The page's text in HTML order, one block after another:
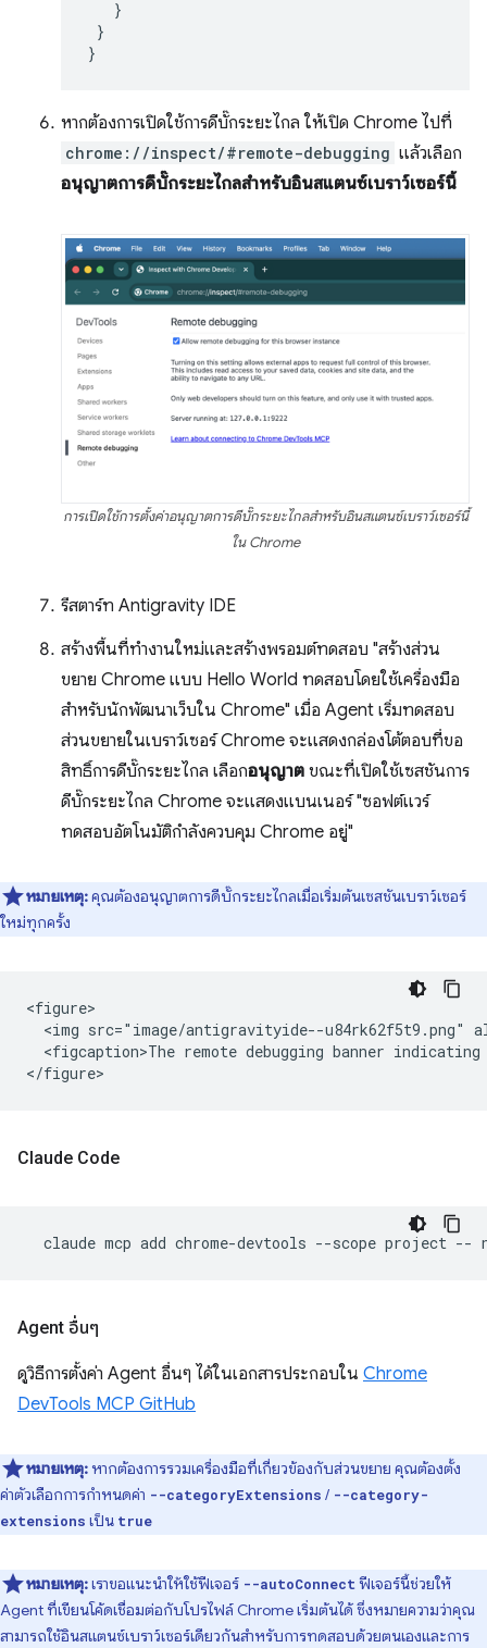
   }
}
หากต้องการเปิดใช้การดีบั๊กระยะไกล ให้เปิด Chrome ไปที่
chrome://inspect/#remote-debugging แล้วเลือก
อนุญาตการดีบั๊กระยะไกลสำหรับอินสแตนซ์เบราว์เซอร์นี้
การเปิดใช้การตั้งค่าอนุญาตการดีบั๊กระยะไกลสำหรับอินสแตนซ์เบราว์เซอร์นี้
ใน Chrome
รีสตาร์ท Antigravity IDE
สร้างพื้นที่ทำงานใหม่และสร้างพรอมต์ทดสอบ "สร้างส่วน
ขยาย Chrome แบบ Hello World ทดสอบโดยใช้เครื่องมือ
สำหรับนักพัฒนาเว็บใน Chrome" เมื่อ Agent เริ่มทดสอบ
ส่วนขยายในเบราว์เซอร์ Chrome จะแสดงกล่องโต้ตอบที่ขอ
สิทธิ์การดีบั๊กระยะไกล เลือกอนุญาต ขณะที่เปิดใช้เซสชันการ
ดีบั๊กระยะไกล Chrome จะแสดงแบนเนอร์ "ซอฟต์แวร์
ทดสอบอัตโนมัติกำลังควบคุม Chrome อยู่"
หมายเหตุ:คุณต้องอนุญาตการดีบั๊กระยะไกลเมื่อเริ่มต้นเซสชันเบราว์เซอร์
ใหม่ทุกครั้ง
<figure>
<img src="image/antigravityide--u84rk62f5t9.png"
<figcaption>The remote debugging banner
Claude Code
claude mcp add chrome-devtools --scope project --
Agent อื่นๆ
ดูวิธีการตั้งค่า Agent อื่นๆ ได้ในเอกสารประกอบใน Chrome
DevTools MCP GitHub
หมายเหตุ: หากต้องการรวมเครื่องมือที่เกี่ยวข้องกับส่วนขยาย คุณต้องตั้ง
ค่าตัวเลือกการกำหนดค่า --categoryExtensions / --category-
extensions เป็น true
หมายเหตุ:เราขอแนะนำให้ใช้ฟีเจอร์ --autoConnectฟีเจอร์นี้ช่วยให้
Agent ที่เขียนโค้ดเชื่อมต่อกับโปรไฟล์ Chrome เริ่มต้นได้ ซึ่งหมายความว่าคุณ
สามารถใช้อินสแตนซ์เบราว์เซอร์เดียวกันสำหรับการทดสอบด้วยตนเองและการ